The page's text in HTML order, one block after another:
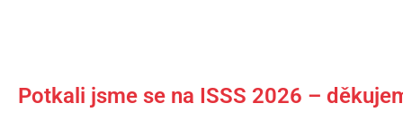
Potkali jsme se na ISSS 2026 –